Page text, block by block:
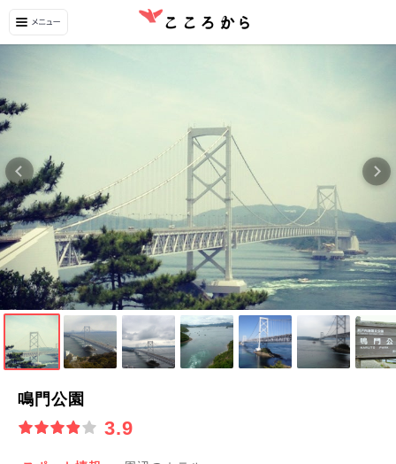
鳴門公園
3.9